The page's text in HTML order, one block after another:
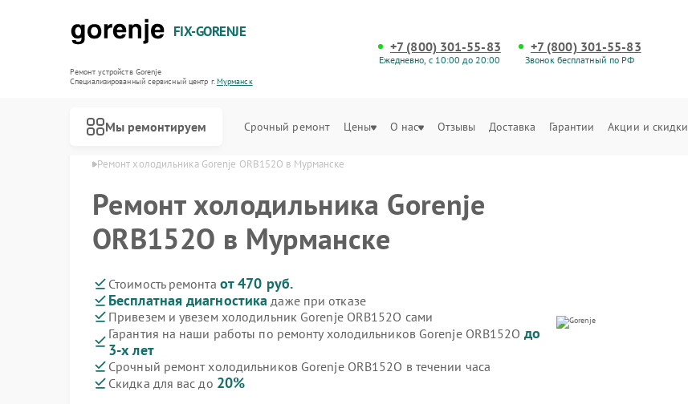
FIX-GORENJE
Ремонт устройств Gorenje
Специализированный cервисный центр г.Мурманск
+7 (800) 301-55-83
Ежедневно, с 10:00 до 20:00
+7 (800) 301-55-83
Звонок бесплатный по РФ
Мы ремонтируем Срочный ремонт Цены О нас Отзывы Доставка Гарантии Акции и скидки
Ремонт холодильника Gorenje ORB152O в Мурманске
Ремонт холодильника Gorenje
ORB152O в Мурманске
Стоимость ремонта от 470 руб.
Бесплатная диагностика даже при отказе
Привезем и увезем холодильник Gorenje ORB152O сами
Гарантия на наши работы по ремонту холодильников Gorenje ORB152O до
3-х лет
Срочный ремонт холодильников Gorenje ORB152O в течении часа
Скидка для вас до 20%